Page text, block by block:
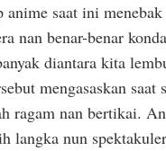
anime saat ini
nan benar-benar
diantara kita
mengasaskan saat
ragam nan bertikai.
langka nun